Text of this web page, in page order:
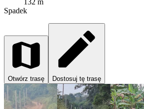
132 m
Spadek
Otwórz trasę Dostosuj tę trasę